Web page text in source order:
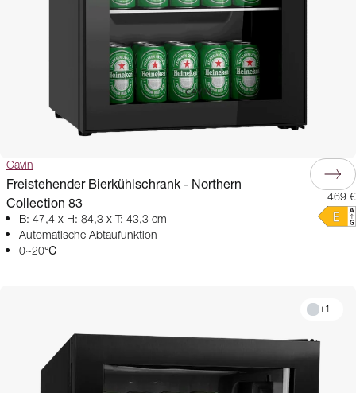
Cavin
Freistehender Bierkühlschrank - Northern
Collection 83
B: 47,4 x H: 84,3 x T: 43,3 cm
Automatische Abtaufunktion
0~20℃
469 €
+1